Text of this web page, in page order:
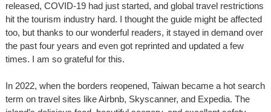
released, COVID-19 had just started, and global travel restrictions
hit the tourism industry hard. I thought the guide might be affected
too, but thanks to our wonderful readers, it stayed in demand over
the past four years and even got reprinted and updated a few
times. I am so grateful for this.
In 2022, when the borders reopened, Taiwan became a hot search
term on travel sites like Airbnb, Skyscanner, and Expedia. The